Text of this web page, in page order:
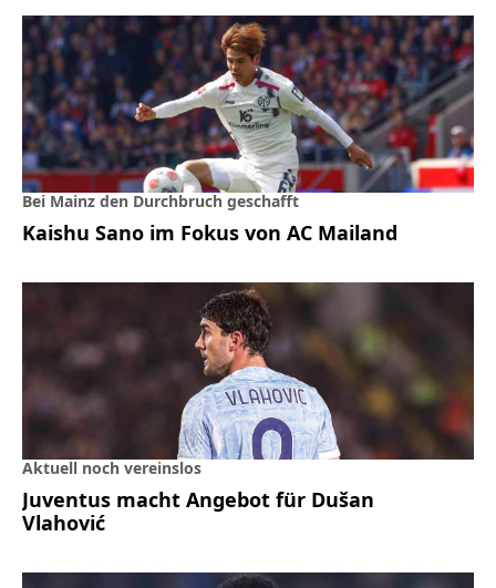
Bei Mainz den Durchbruch geschafft
Kaishu Sano im Fokus von AC Mailand
Aktuell noch vereinslos
Juventus macht Angebot für Dušan
Vlahović